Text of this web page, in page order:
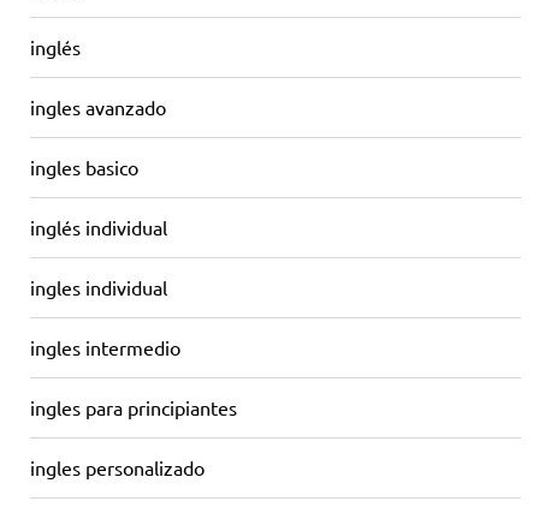
inglés
ingles avanzado
ingles basico
inglés individual
ingles individual
ingles intermedio
ingles para principiantes
ingles personalizado